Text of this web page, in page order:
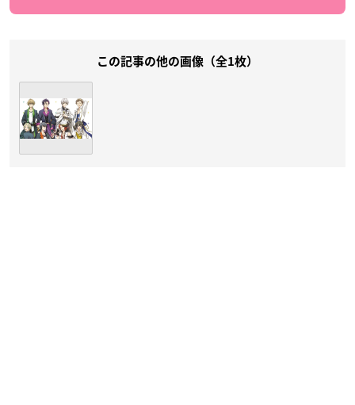
この記事の他の画像（全1枚）